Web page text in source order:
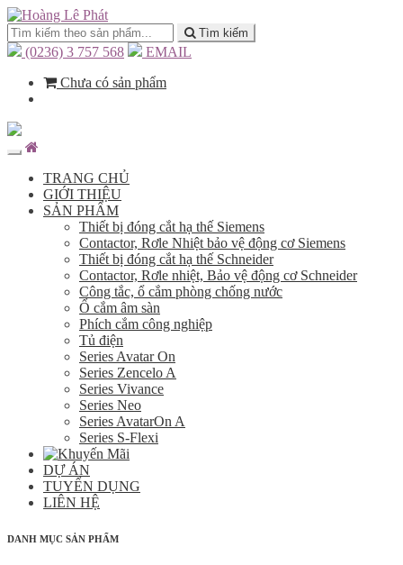
Tìm kiếm
(0236) 3 757 568
EMAIL
Chưa có sản phẩm
TRANG CHỦ
GIỚI THIỆU
SẢN PHẨM
Thiết bị đóng cắt hạ thế Siemens
Contactor, Rơle Nhiệt bảo vệ động cơ Siemens
Thiết bị đóng cắt hạ thế Schneider
Contactor, Rơle nhiệt, Bảo vệ động cơ Schneider
Công tắc, ổ cắm phòng chống nước
Ổ cắm âm sàn
Phích cắm công nghiệp
Tủ điện
Series Avatar On
Series Zencelo A
Series Vivance
Series Neo
Series AvatarOn A
Series S-Flexi
DỰ ÁN
TUYỂN DỤNG
LIÊN HỆ
DANH MỤC SẢN PHẨM